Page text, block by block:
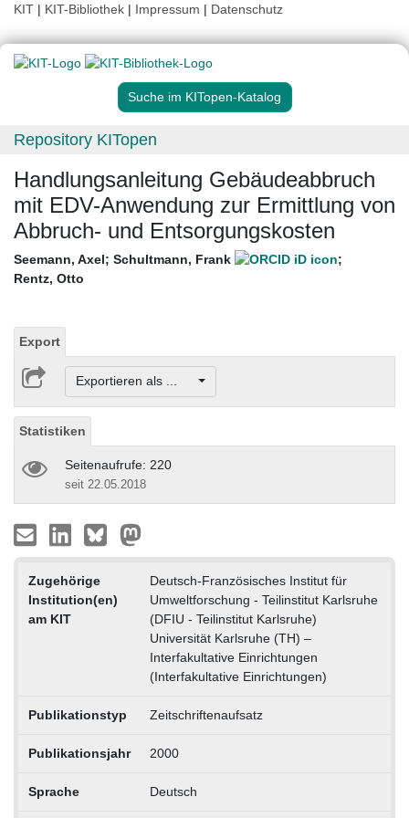
KIT | KIT-Bibliothek | Impressum | Datenschutz
Suche im KITopen-Katalog
Repository KITopen
Handlungsanleitung Gebäudeabbruch
mit EDV-Anwendung zur Ermittlung von
Abbruch- und Entsorgungskosten
Seemann, Axel; Schultmann, Frank
;
Rentz, Otto
Export
Exportieren als ...
Statistiken
Seitenaufrufe: 220
seit 22.05.2018
Zugehörige
Institution(en)
am KIT
Deutsch-Französisches Institut für
Umweltforschung - Teilinstitut Karlsruhe
(DFIU - Teilinstitut Karlsruhe)
Universität Karlsruhe (TH) –
Interfakultative Einrichtungen
(Interfakultative Einrichtungen)
Publikationstyp Zeitschriftenaufsatz
Publikationsjahr 2000
Sprache Deutsch